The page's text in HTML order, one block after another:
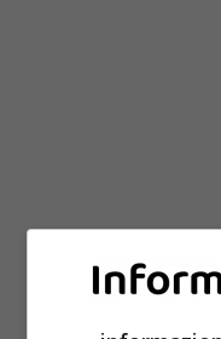
i beneficiari